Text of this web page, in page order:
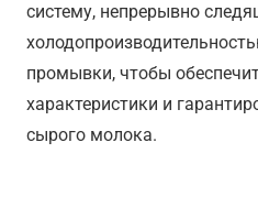
систему, непрерывно
промывки, чтобы
характеристики и
сырого молока.